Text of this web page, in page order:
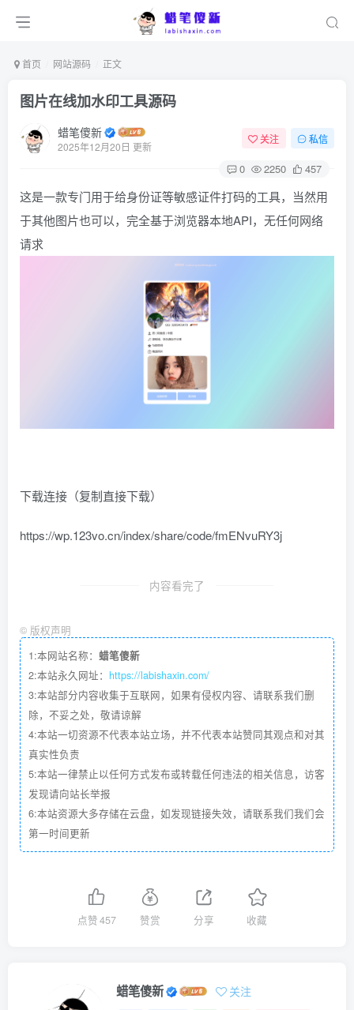
首页 网站源码 正文
图片在线加水印工具源码
蜡笔傻新
2025年12月20日 更新
关注 私信
0 2250 457
这是一款专门用于给身份证等敏感证件打码的工具，当然用
于其他图片也可以，完全基于浏览器本地API，无任何网络
请求
下载连接（复制直接下载）
https://wp.123vo.cn/index/share/code/fmENvuRY3j
内容看完了
© 版权声明
1:本网站名称： 蜡笔傻新
2:本站永久网址： https://labishaxin.com/
3:本站部分内容收集于互联网，如果有侵权内容、请联系我们删
除，不妥之处，敬请谅解
4:本站一切资源不代表本站立场，并不代表本站赞同其观点和对其
真实性负责
5:本站一律禁止以任何方式发布或转载任何违法的相关信息，访客
发现请向站长举报
6:本站资源大多存储在云盘，如发现链接失效，请联系我们我们会
第一时间更新
点赞457 赞赏 分享 收藏
蜡笔傻新 关注